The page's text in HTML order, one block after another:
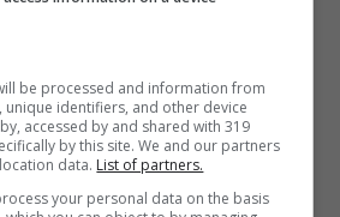
E
D’USO
be processed and information from
unique identifiers, and other device
accessed by and shared with 319
by this site. We and our partners
data. List of partners.
your personal data on the basis